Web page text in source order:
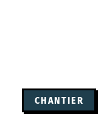
CHANTIER